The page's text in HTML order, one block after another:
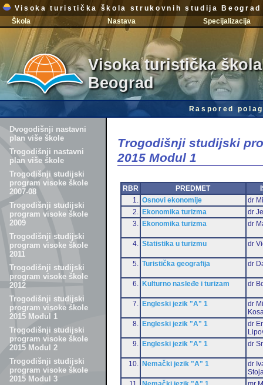
Visoka turistička škola strukovnih studija Beograd
Škola
Nastava Specijalizacija
Visoka turistička
Beograd
Raspored
Dvogodišnji nastavni
plan više škole
Trogodišnji nastavni
plan više škole
Trogodišnji studijski
program visoke škole
2007-08
Trogodišnji studijski
program visoke škole
2009
Trogodišnji studijski
program visoke škole
2011
Trogodišnji studijski
program visoke škole
2012
Trogodišnji studijski
program visoke škole
2015 Modul 1
Trogodišnji studijski
program visoke škole
2015 Modul 2
Trogodišnji studijski
program visoke škole
2015 Modul 3
Trogodišnji studijski
2015 Modul 1
RBR PREDMET
1.
Osnovi ekonomije
dr
2.
Ekonomika turizma
dr
3.
Ekonomika turizma dr
4. Statistika u turizmu dr
5. Turistička geografija dr
6. Kulturno nasleđe i turizam dr
7. Engleski jezik "A" 1
dr
8.
Engleski jezik "A" 1
dr
9.
Engleski jezik "A" 1 dr
10. Nemački jezik "A" 1
dr